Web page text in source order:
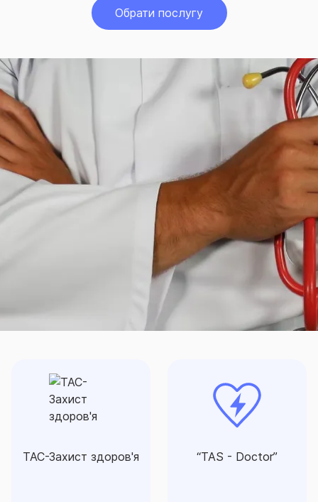
Обрати послугу
ТАС-Захист здоров'я
ТАС-Захист здоров'я
спричинених хворобою.
“TAS - Doctor”
“TAS - Doctor”
Лікування критичних
захворювань (онкологія,
України та покриття